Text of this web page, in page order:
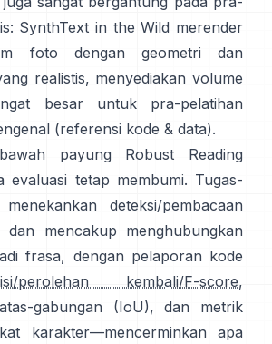
SynthText in the Wild merender
foto dengan geometri dan
realistis, menyediakan volume
besar untuk pra-pelatihan
(referensi kode & data).
payung Robust Reading
evaluasi tetap membumi. Tugas-
deteksi/pembacaan
dan mencakup menghubungkan
frasa, dengan pelaporan kode
perolehan kembali/F-score,
atas-gabungan (IoU), dan metrik
karakter—mencerminkan apa